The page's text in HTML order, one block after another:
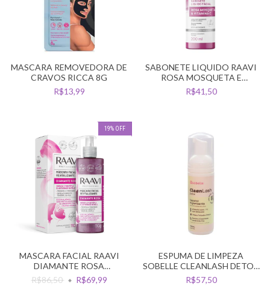
MASCARA REMOVEDORA DE
CRAVOS RICCA 8G
R$13,99
SABONETE LIQUIDO RAAVI
ROSA MOSQUETA E
VITAMINA C 200ML
R$41,50
19% OFF
MASCARA FACIAL RAAVI
DIAMANTE ROSA
REVITALIZANTE 110G
R$86,50 R$69,99
ESPUMA DE LIMPEZA
SOBELLE CLEANLASH DETOX
PH 7 150ML
R$57,50